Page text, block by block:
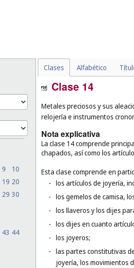
9
10
19 20
29 30
43 44
Clases Alfabético
Clase 14
Metales preciosos y sus
relojería e instrumentos
Nota explicativa
La clase 14 comprende
chapados, así como los
Esta clase comprende en
- los artículos de joyería,
- los gemelos de camisa,
- los llaveros y los dijes
- los dijes en cuanto
- los joyeros;
- las partes constitutivas
joyería, los movimientos